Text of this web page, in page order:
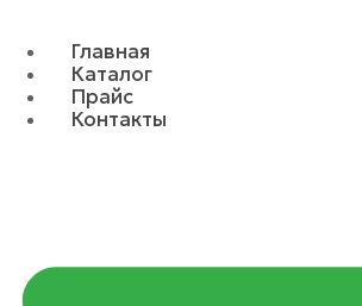
Главная
Каталог
Прайс
Контакты